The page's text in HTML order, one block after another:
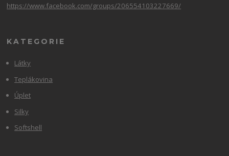
https://www.facebook.com/groups/206554103227669/
KATEGORIE
Látky
Teplákovina
Úplet
Silky
Softshell